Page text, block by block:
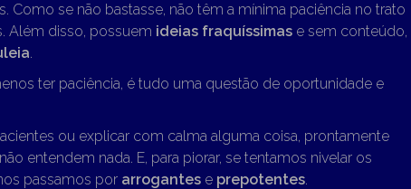
Como se não bastasse, não têm a mínima paciência no trato
Além disso, possuem ideias fraquíssimase sem conteúdo,
.
ter paciência, é tudo uma questão de oportunidade e
ou explicar com calma alguma coisa, prontamente
entendem nada. E, para piorar, se tentamos nivelar os
passamos por arrogantese prepotentes.